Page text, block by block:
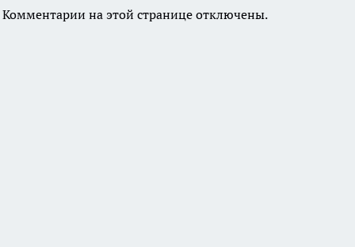
Комментарии на этой странице отключены.